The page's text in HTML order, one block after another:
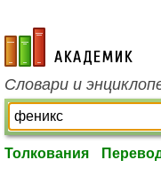
academic.ru
Словари и
Толкования